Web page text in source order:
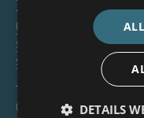
+32 53 64 44
00
sales@ldoornassau.be
service@ldoornassau.be
TVA: BE
0878.712.805
nous
DETAILS